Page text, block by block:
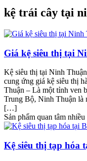
kệ trái cây tại
Giá kệ siêu thị tại
Kệ siêu thị tại Ninh
cung ứng giá kệ siêu thị
Thuận – Là một tỉnh ven
Trung Bộ, Ninh Thuận là
[…]
Sản phẩm quan tâm nhiều
Kệ siêu thị tạp hóa